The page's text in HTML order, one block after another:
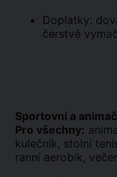
Doplatky:
čerstvě
Sportovní a
Pro všechny:
kulečník, stolní
ranní aerobik,